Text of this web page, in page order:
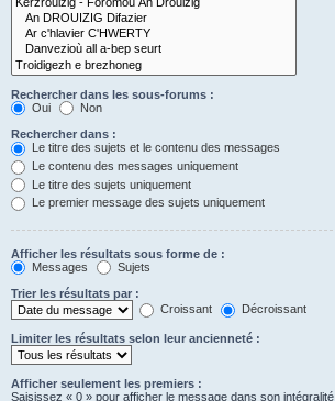
Rechercher dans les sous-forums :
Oui
Non
Rechercher dans :
Le titre des sujets et le contenu des messages
Le contenu des messages uniquement
Le titre des sujets uniquement
Le premier message des sujets uniquement
Afficher les résultats sous forme de :
Messages
Sujets
Trier les résultats par :
Croissant
Décroissant
Limiter les résultats selon leur ancienneté :
Afficher seulement les premiers :
Saisissez « 0 » pour afficher le message dans son intégralité.